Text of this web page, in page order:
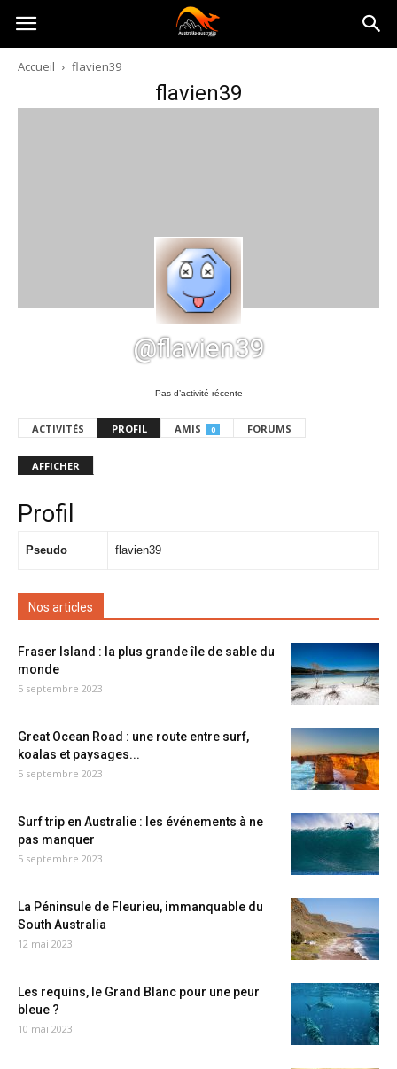
Australia-
australie.com
Accueil flavien39
flavien39
@flavien39
Pas d’activité récente
ACTIVITÉS PROFIL AMIS 0 FORUMS
AFFICHER
Profil
Pseudo flavien39
Nos articles
Fraser Island : la plus grande île de sable du
monde
5 septembre 2023
Great Ocean Road : une route entre surf,
koalas et paysages...
5 septembre 2023
Surf trip en Australie : les événements à ne
pas manquer
5 septembre 2023
La Péninsule de Fleurieu, immanquable du
South Australia
12 mai 2023
Les requins, le Grand Blanc pour une peur
bleue ?
10 mai 2023